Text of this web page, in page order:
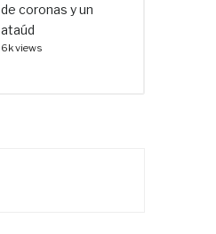
de coronas y un
ataúd
6k views